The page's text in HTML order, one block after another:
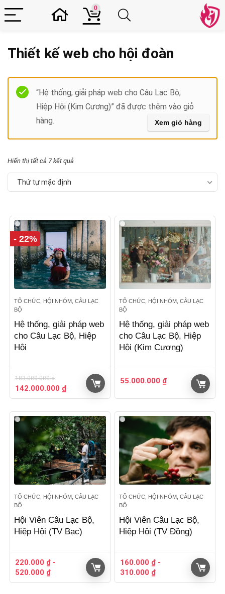
0
Thiết kế web cho hội đoàn
“Hệ thống, giải pháp web cho Câu Lạc Bộ,
Hiệp Hội (Kim Cương)” đã được thêm vào giỏ
hàng.
Xem giỏ hàng
Hiển thị tất cả 7 kết quả
Thứ tự mặc định
- 22%
TỔ CHỨC, HỘI NHÓM, CÂU LẠC
BỘ
Hệ thống, giải pháp web
cho Câu Lạc Bộ, Hiệp
Hội
183.000.000₫
Giá
gốc
183.000.000 ₫.
142.000.000 ₫Giá
hiện
là:
142.000.000 ₫.
TỔ CHỨC, HỘI NHÓM, CÂU LẠC
BỘ
Hệ thống, giải pháp web
cho Câu Lạc Bộ, Hiệp
Hội (Kim Cương)
55.000.000 ₫
TỔ CHỨC, HỘI NHÓM, CÂU LẠC
BỘ
Hội Viên Câu Lạc Bộ,
Hiệp Hội (TV Bạc)
220.000 ₫-
520.000 ₫
TỔ CHỨC, HỘI NHÓM, CÂU LẠC
BỘ
Hội Viên Câu Lạc Bộ,
Hiệp Hội (TV Đồng)
160.000 ₫-
310.000 ₫